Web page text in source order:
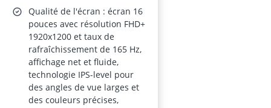
Qualité de l'écran : écran 16
pouces avec résolution FHD+
1920x1200 et taux de
rafraîchissement de 165 Hz,
affichage net et fluide,
technologie IPS-level pour
des angles de vue larges et
des couleurs précises,